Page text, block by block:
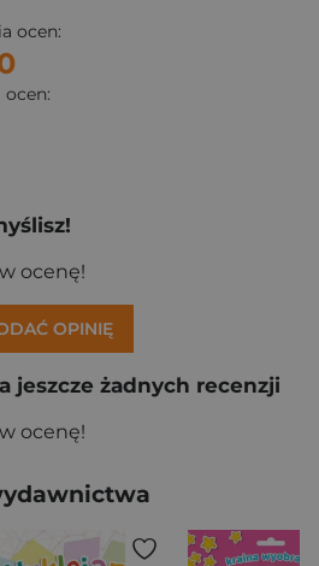
ocen:
ocen:
ocenę!
OPINIĘ
jeszcze żadnych recenzji
ocenę!